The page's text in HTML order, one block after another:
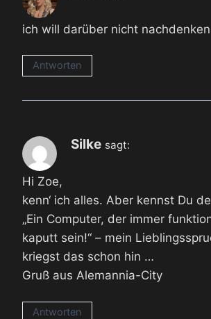
ich will darüber nicht nachdenken
Antworten
Silke sagt:
Hi Zoe,
kenn‘ ich alles. Aber kennst Du
„Ein Computer, der immer
kaputt sein!“ – mein
kriegst das schon hin …
Gruß aus Alemannia-City
Antworten